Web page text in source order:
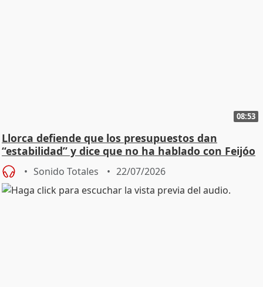
08:53
Llorca defiende que los presupuestos dan
“estabilidad” y dice que no ha hablado con Feijóo
Sonido Totales 22/07/2026